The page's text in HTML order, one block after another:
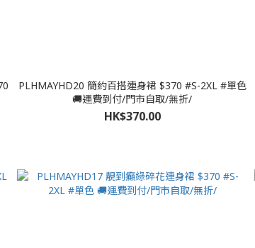
PLHMAYHD20 簡約百搭連身裙 $370 #S-2XL #單色
🚚運費到付/門市自取/無折/
HK$370.00